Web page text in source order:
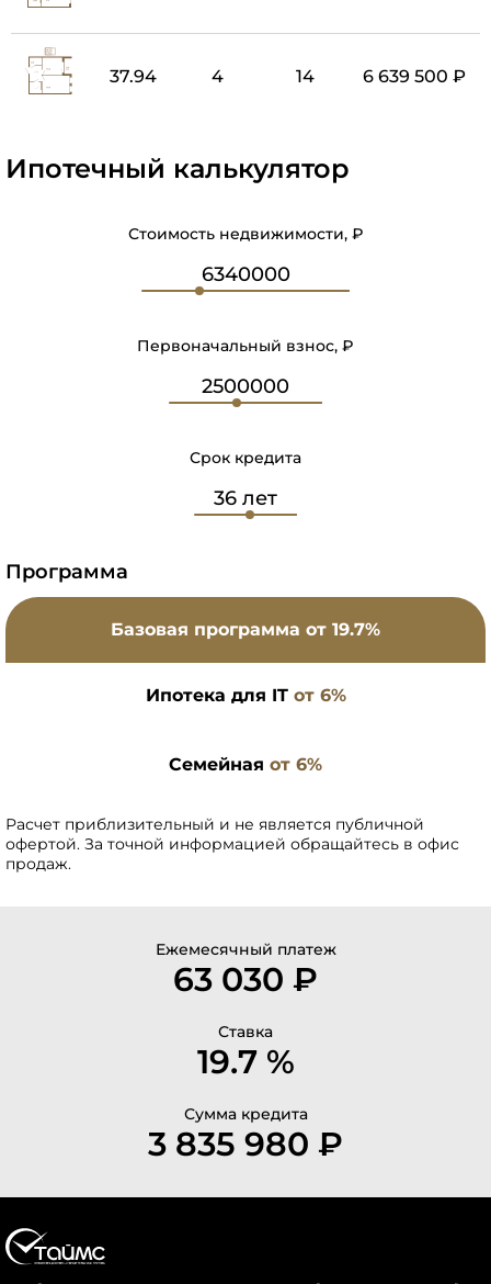
37.94 4 14 6 639 500 ₽
Ипотечный калькулятор
Стоимость недвижимости, ₽
Первоначальный взнос, ₽
Срок кредита
Программа
Базовая программа от 19.7%
Ипотека для IT от 6%
Семейная от 6%
Расчет приблизительный и не является публичной
офертой. За точной информацией обращайтесь в офис
продаж.
Ежемесячный платеж
63 030 ₽
Ставка
19.7 %
Сумма кредита
3 835 980 ₽